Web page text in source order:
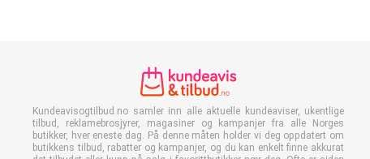
Kundeavisogtilbud.no samler inn alle aktuelle kundeaviser, ukentlige
tilbud, reklamebrosjyrer, magasiner og kampanjer fra alle Norges
butikker, hver eneste dag. På denne måten holder vi deg oppdatert om
butikkens tilbud, rabatter og kampanjer, og du kan enkelt finne akkurat